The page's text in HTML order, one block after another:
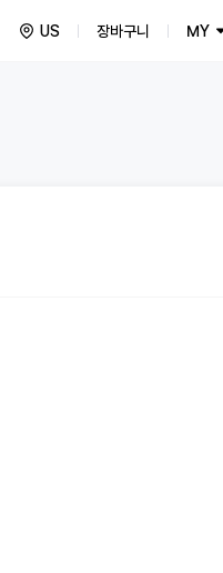
US 장바구니 MY